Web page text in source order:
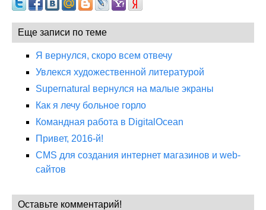
Еще записи по теме
Я вернулся, скоро всем отвечу
Увлекся художественной литературой
Supernatural вернулся на малые экраны
Как я лечу больное горло
Командная работа в DigitalOcean
Привет, 2016-й!
CMS для создания интернет магазинов и web-
сайтов
Оставьте комментарий!